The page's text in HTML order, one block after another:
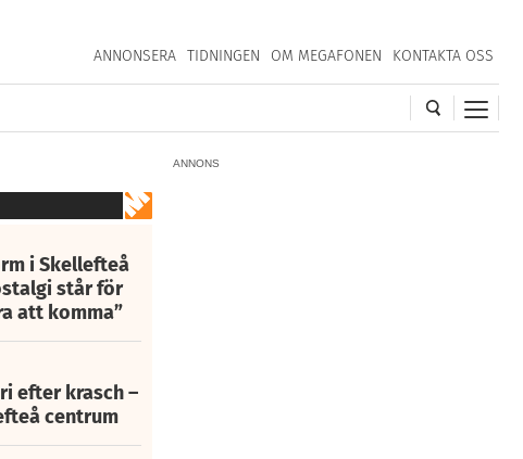
ANNONSERA TIDNINGEN OM MEGAFONEN KONTAKTA OSS
ANNONS
i Skellefteå
står för
att komma”
efter krasch –
centrum